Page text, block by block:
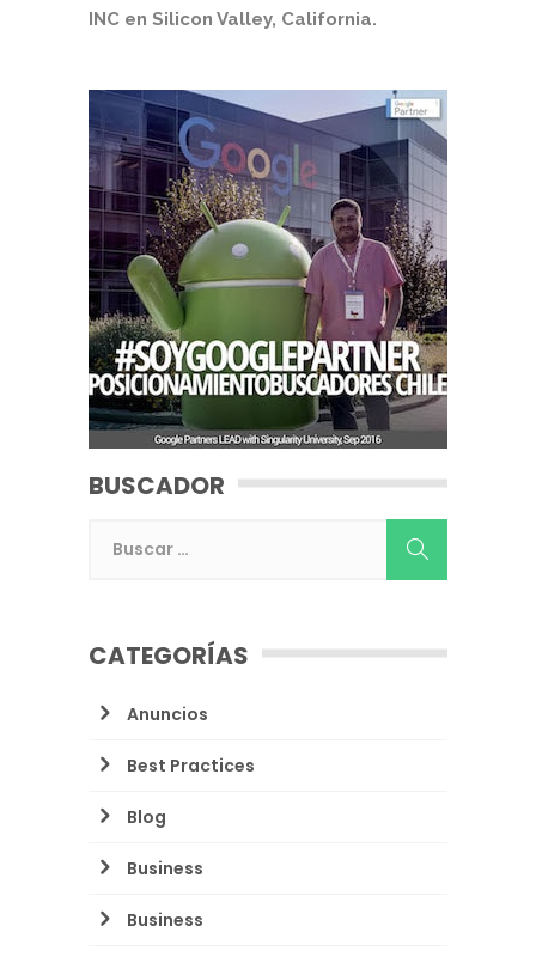
INC en Silicon Valley, California.
BUSCADOR
CATEGORÍAS
Anuncios
Best Practices
Blog
Business
Business